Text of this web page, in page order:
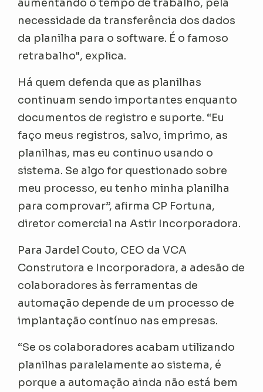
aumentando o tempo de trabalho, pela
necessidade da transferência dos dados
da planilha para o software. É o famoso
retrabalho", explica.
Há quem defenda que as planilhas
continuam sendo importantes enquanto
documentos de registro e suporte. “Eu
faço meus registros, salvo, imprimo, as
planilhas, mas eu continuo usando o
sistema. Se algo for questionado sobre
meu processo, eu tenho minha planilha
para comprovar”, afirma CP Fortuna,
diretor comercial na Astir Incorporadora.
Para Jardel Couto, CEO da VCA
Construtora e Incorporadora, a adesão de
colaboradores às ferramentas de
automação depende de um processo de
implantação contínuo nas empresas.
“Se os colaboradores acabam utilizando
planilhas paralelamente ao sistema, é
porque a automação ainda não está bem